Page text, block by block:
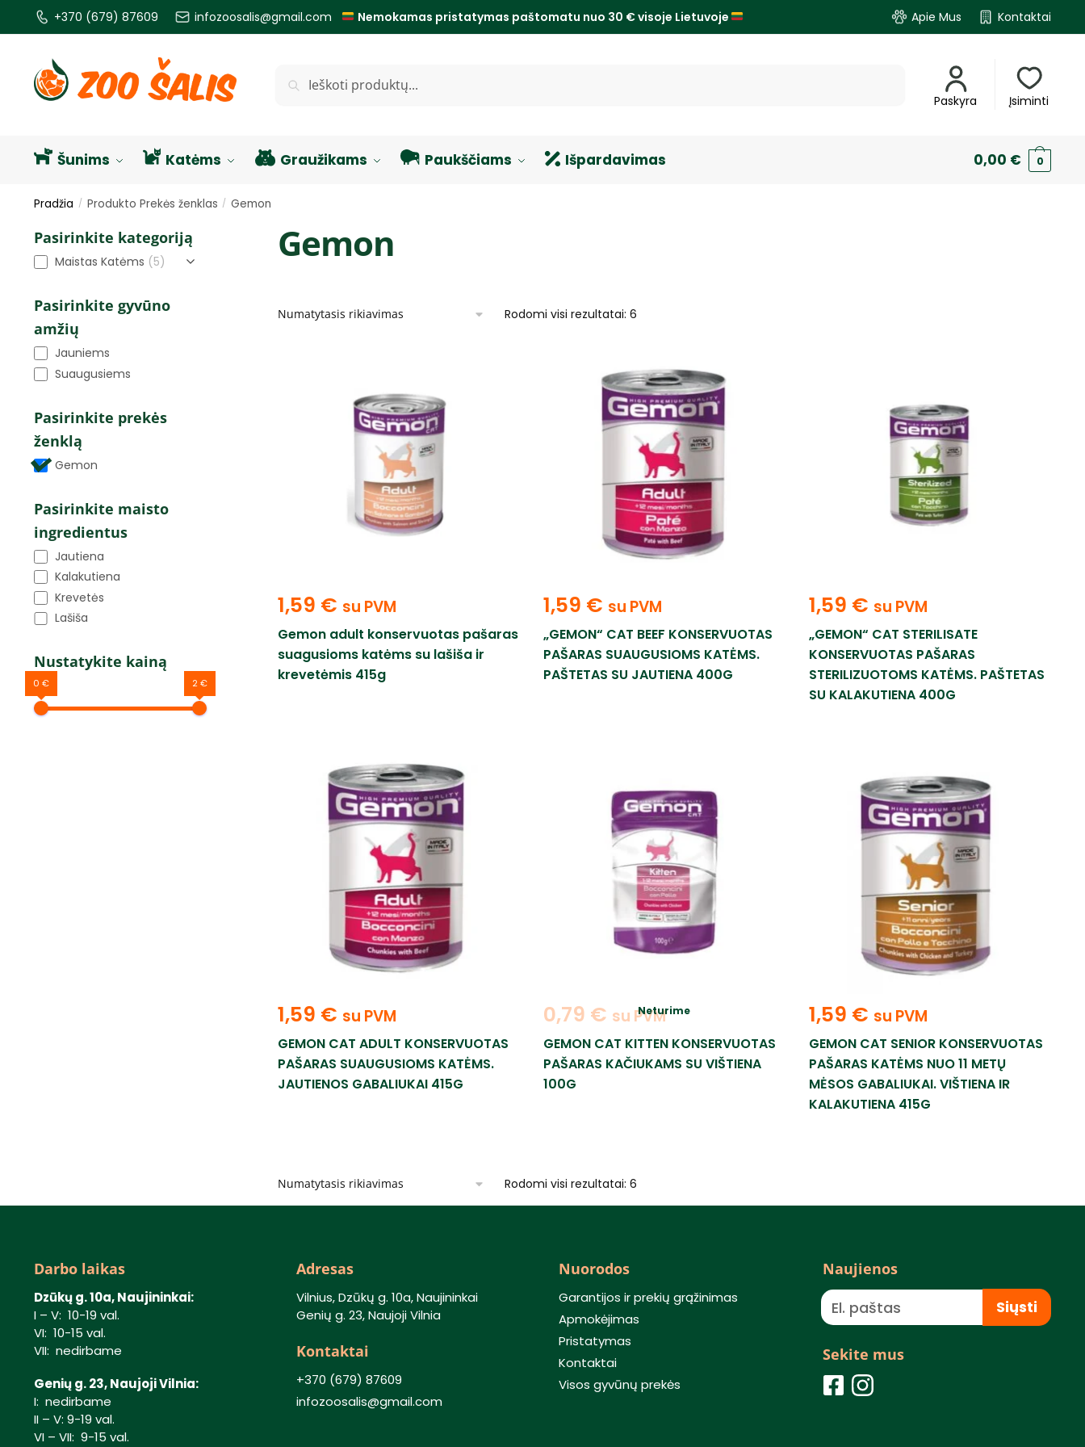
+370 (679) 87609 infozoosalis@gmail.com Nemokamas pristatymas paštomatu nuo 30 € visoje Lietuvoje Apie Mus Kontaktai
Paskyra Įsiminti
Šunims Katėms Graužikams Paukščiams Išpardavimas 0,00 € 0
Pradžia / Produkto Prekės ženklas / Gemon
Gemon
Rodomi visi rezultatai: 6
1,59 € su PVM
Gemon adult konservuotas pašaras
suagusioms katėms su lašiša ir
krevetėmis 415g
1,59 € su PVM
„GEMON“ CAT BEEF KONSERVUOTAS
PAŠARAS SUAUGUSIOMS KATĖMS.
PAŠTETAS SU JAUTIENA 400G
1,59 € su PVM
„GEMON“ CAT STERILISATE
KONSERVUOTAS PAŠARAS
STERILIZUOTOMS KATĖMS. PAŠTETAS
SU KALAKUTIENA 400G
1,59 € su PVM
GEMON CAT ADULT KONSERVUOTAS
PAŠARAS SUAUGUSIOMS KATĖMS.
JAUTIENOS GABALIUKAI 415G
Neturime
0,79 € su PVM
GEMON CAT KITTEN KONSERVUOTAS
PAŠARAS KAČIUKAMS SU VIŠTIENA
100G
1,59 € su PVM
GEMON CAT SENIOR KONSERVUOTAS
PAŠARAS KATĖMS NUO 11 METŲ
MĖSOS GABALIUKAI. VIŠTIENA IR
KALAKUTIENA 415G
Rodomi visi rezultatai: 6
Pasirinkite kategoriją
Maistas Katėms (5)
Pasirinkite gyvūno
amžių
Jauniems
Suaugusiems
Pasirinkite prekės
ženklą
Gemon
Pasirinkite maisto
ingredientus
Jautiena
Kalakutiena
Krevetės
Lašiša
Nustatykite kainą
0 € 2 €
Darbo laikas
Dzūkų g. 10a, Naujininkai:
I – V: 10-19 val.
VI: 10-15 val.
VII: nedirbame
Genių g. 23, Naujoji Vilnia:
I: nedirbame
II – V: 9-19 val.
VI – VII: 9-15 val.
Adresas
Vilnius, Dzūkų g. 10a, Naujininkai
Genių g. 23, Naujoji Vilnia
Kontaktai
+370 (679) 87609
infozoosalis@gmail.com
Nuorodos
Garantijos ir prekių grąžinimas
Apmokėjimas
Pristatymas
Kontaktai
Visos gyvūnų prekės
Naujienos
Siųsti
Sekite mus